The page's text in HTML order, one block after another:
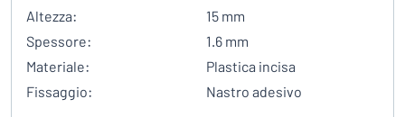
Altezza:
15 mm
Spessore:
1.6 mm
Materiale:
Plastica incisa
Fissaggio:
Nastro adesivo